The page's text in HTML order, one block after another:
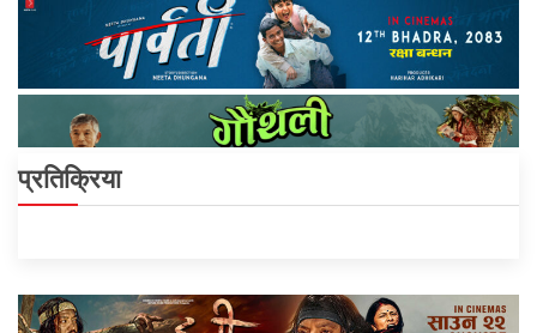
प्रतिक्रिया